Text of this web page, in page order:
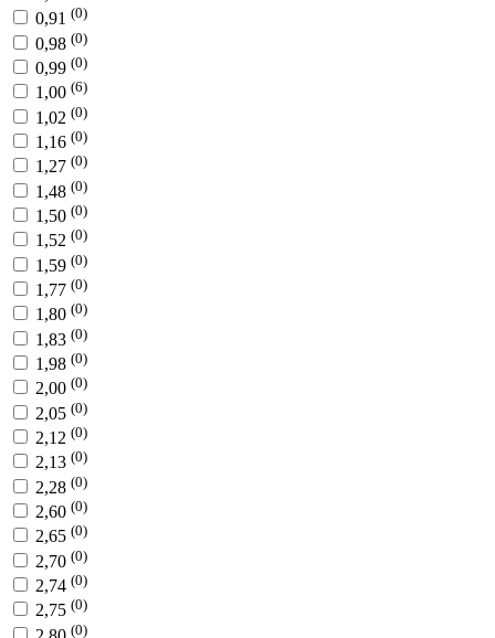
0,91 (0)
0,98 (0)
0,99 (0)
1,00 (6)
1,02 (0)
1,16 (0)
1,27 (0)
1,48 (0)
1,50 (0)
1,52 (0)
1,59 (0)
1,77 (0)
1,80 (0)
1,83 (0)
1,98 (0)
2,00 (0)
2,05 (0)
2,12 (0)
2,13 (0)
2,28 (0)
2,60 (0)
2,65 (0)
2,70 (0)
2,74 (0)
2,75 (0)
(0)